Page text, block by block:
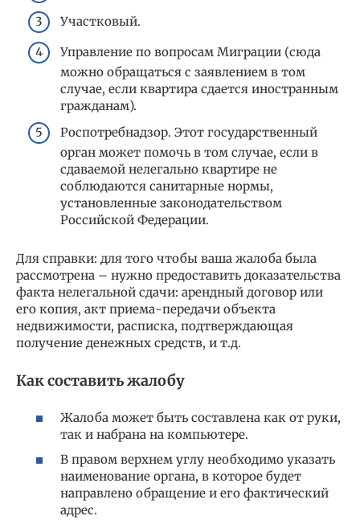
Участковый.
Управление по вопросам Миграции (сюда
можно обращаться с заявлением в том
случае, если квартира сдается иностранным
гражданам).
Роспотребнадзор. Этот государственный
орган может помочь в том случае, если в
сдаваемой нелегально квартире не
соблюдаются санитарные нормы,
установленные законодательством
Российской Федерации.
Для справки: для того чтобы ваша жалоба была
рассмотрена – нужно предоставить доказательства
факта нелегальной сдачи: арендный договор или
его копия, акт приема-передачи объекта
недвижимости, расписка, подтверждающая
получение денежных средств, и т.д.
Как составить жалобу
Жалоба может быть составлена как от руки,
так и набрана на компьютере.
В правом верхнем углу необходимо указать
наименование органа, в которое будет
направлено обращение и его фактический
адрес.